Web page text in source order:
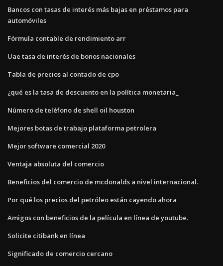
Bancos con tasas de interés más bajas en préstamos para
automóviles
Fórmula contable de rendimiento arr
Uae tasa de interés de bonos nacionales
Tabla de precios al contado de cpo
¿qué es la tasa de descuento en la política monetaria_
Número de teléfono de shell oil houston
Mejores botas de trabajo plataforma petrolera
Mejor software comercial 2020
Ventaja absoluta del comercio
Beneficios del comercio de mcdonalds a nivel internacional.
Por qué los precios del petróleo están cayendo ahora
Amigos con beneficios de la película en línea de youtube.
Solicite citibank en línea
Significado de comercio cercano